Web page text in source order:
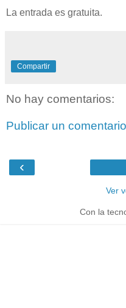
La entrada es gratuita.
Compartir
No hay comentarios:
Publicar un comentario
‹
Ver
Con la